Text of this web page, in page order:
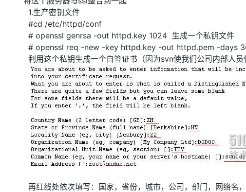
1.生产密钥文件
#cd /etc/httpd/conf
# openssl genrsa -out httpd.key 1024 生成一个私钥文件
# openssl req -new -key httpd.key -out httpd.pem -days
利用这个私钥生成一个自签证书（因为svn使我们公司内部人员
再红线处依次填写：国家，省份，城市，公司，部门，网络名，